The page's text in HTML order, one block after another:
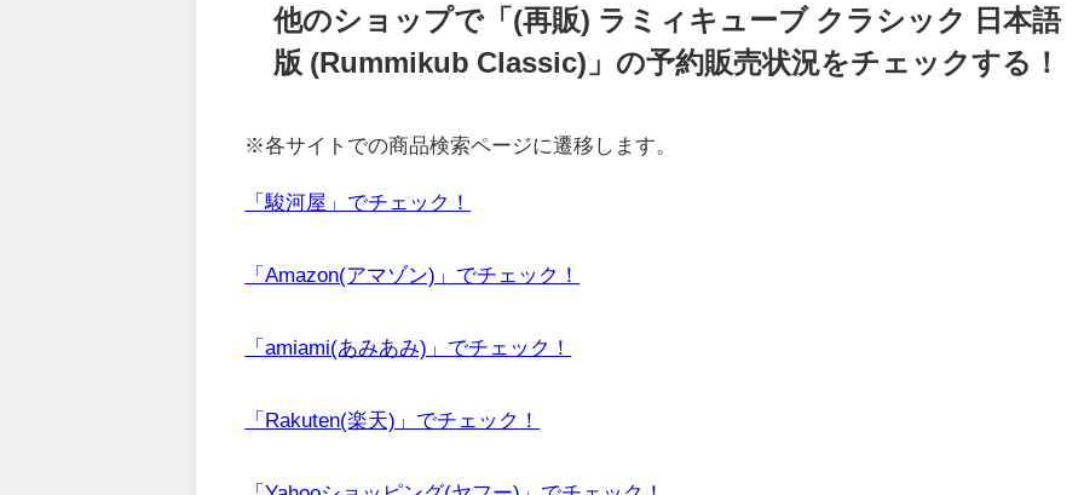
他のショップで「(再販) ラミィキューブ クラシック 日本語
版 (Rummikub Classic)」の予約販売状況をチェックする！
※各サイトでの商品検索ページに遷移します。
「駿河屋」でチェック！
「Amazon(アマゾン)」でチェック！
「amiami(あみあみ)」でチェック！
「Rakuten(楽天)」でチェック！